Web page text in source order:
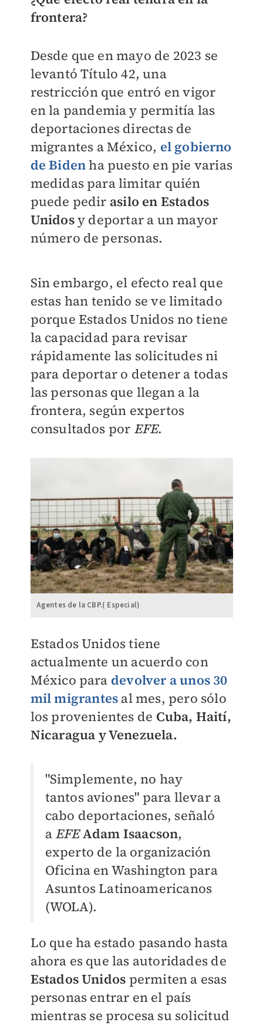
frontera?
Desde que en mayo de 2023 se
levantó Título 42, una
restricción que entró en vigor
en la pandemia y permitía las
deportaciones directas de
migrantes a México, el gobierno
de Bidenha puesto en pie varias
medidas para limitar quién
puede pedir asilo en Estados
Unidosy deportar a un mayor
número de personas.
Sin embargo, el efecto real que
estas han tenido se ve limitado
porque Estados Unidos no tiene
la capacidad para revisar
rápidamente las solicitudes ni
para deportar o detener a todas
las personas que llegan a la
frontera, según expertos
consultados por EFE.
Agentes de la CBP.( Especial)
Estados Unidos tiene
actualmente un acuerdo con
México para devolver a unos 30
mil migrantes al mes, pero sólo
los provenientes de Cuba, Haití,
Nicaragua y Venezuela.
"Simplemente, no hay
tantos aviones" para llevar a
cabo deportaciones, señaló
a EFEAdam Isaacson,
experto de la organización
Oficina en Washington para
Asuntos Latinoamericanos
(WOLA).
Lo que ha estado pasando hasta
ahora es que las autoridades de
Estados Unidos permiten a esas
personas entrar en el país
mientras se procesa su solicitud